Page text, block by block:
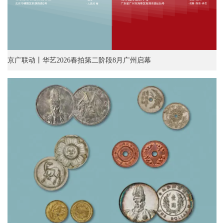
京广联动丨华艺2026春拍第二阶段8月广州启幕